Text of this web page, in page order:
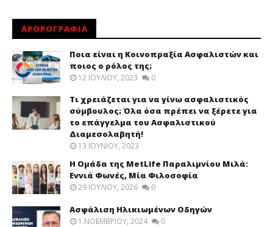
ΑΡΘΡΟΓΡΑΦΙΑ
Ποια είναι η Κοινοπραξία Ασφαλιστών και
ποιος ο ρόλος της;
12 ΙΟΥΛΊΟΥ, 2023 0
Τι χρειάζεται για να γίνω ασφαλιστικός
σύμβουλος; Όλα όσα πρέπει να ξέρετε για
το επάγγελμα του Ασφαλιστικού
Διαμεσολαβητή!
13 ΙΟΥΝΊΟΥ, 2023
Η Ομάδα της MetLife Παραλιμνίου Μιλά:
Εννιά Φωνές, Μία Φιλοσοφία
29 ΙΟΥΛΊΟΥ, 2026 0
Ασφάλιση Ηλικιωμένων Οδηγών
1 ΝΟΕΜΒΡΊΟΥ, 2024 0